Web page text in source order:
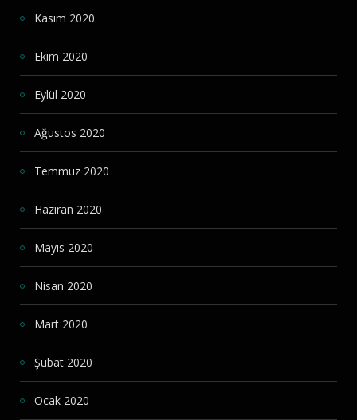
Kasım 2020
Ekim 2020
Eylül 2020
Ağustos 2020
Temmuz 2020
Haziran 2020
Mayıs 2020
Nisan 2020
Mart 2020
Şubat 2020
Ocak 2020